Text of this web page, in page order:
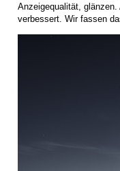
Anzeigequalität, glänzen.
verbessert. Wir fassen